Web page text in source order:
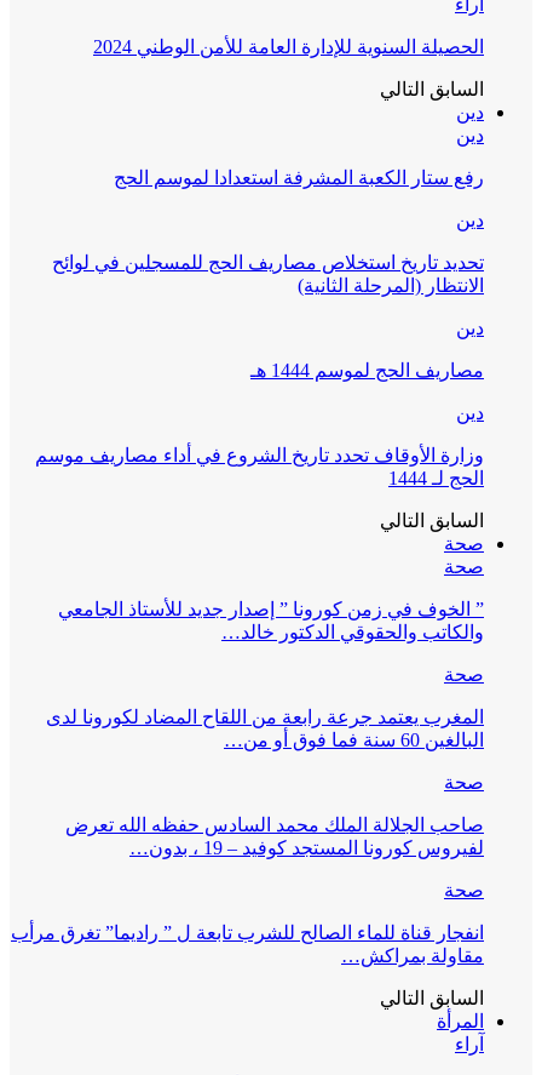
آراء
الحصيلة السنوية للإدارة العامة للأمن الوطني 2024
السابق التالي
دين
دين
رفع ستار الكعبة المشرفة استعدادا لموسم الحج
دين
تحديد تاريخ استخلاص مصاريف الحج للمسجلين في لوائح
الانتظار (المرحلة الثانية)
دين
مصاريف الحج لموسم 1444 هـ
دين
وزارة الأوقاف تحدد تاريخ الشروع في أداء مصاريف موسم
الحج لـ 1444
السابق التالي
صحة
صحة
” الخوف في زمن كورونا ” إصدار جديد للأستاذ الجامعي
والكاتب والحقوقي الدكتور خالد…
صحة
المغرب يعتمد جرعة رابعة من اللقاح المضاد لكورونا لدى
البالغين 60 سنة فما فوق أو من…
صحة
صاحب الجلالة الملك محمد السادس حفظه الله تعرض
لفيروس كورونا المستجد كوفيد – 19 ، بدون…
صحة
انفجار قناة للماء الصالح للشرب تابعة ل ” راديما” تغرق مرأب
مقاولة بمراكش…
السابق التالي
المرأة
آراء